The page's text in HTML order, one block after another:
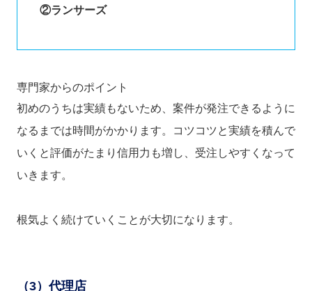
②ランサーズ
専門家からのポイント
初めのうちは実績もないため、案件が発注できるように
なるまでは時間がかかります。コツコツと実績を積んで
いくと評価がたまり信用力も増し、受注しやすくなって
いきます。
根気よく続けていくことが大切になります。
（3）代理店